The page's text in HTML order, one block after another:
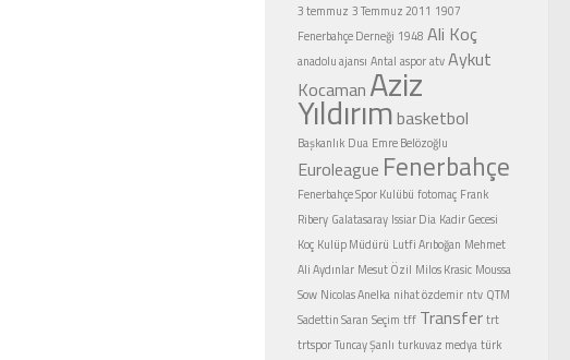
3 temmuz 3 Temmuz 2011 1907
Fenerbahçe Derneği 1948 Ali Koç
anadolu ajansı Antal asporatvAykut
Kocaman Aziz
Yıldırımbasketbol
Başkanlık Dua Emre Belözoğlu
Euroleague Fenerbahçe
Fenerbahçe Spor Kulübü fotomaç Frank
Ribery Galatasaray Issiar Dia Kadir Gecesi
Koç Kulüp Müdürü Lutfi Arıboğan Mehmet
Ali Aydınlar Mesut Özil Milos Krasic Moussa
Sow Nicolas Anelka nihat özdemir ntv QTM
Sadettin Saran Seçim tff Transfertrt
trtsporTuncay Şanlı turkuvaz medyatürk